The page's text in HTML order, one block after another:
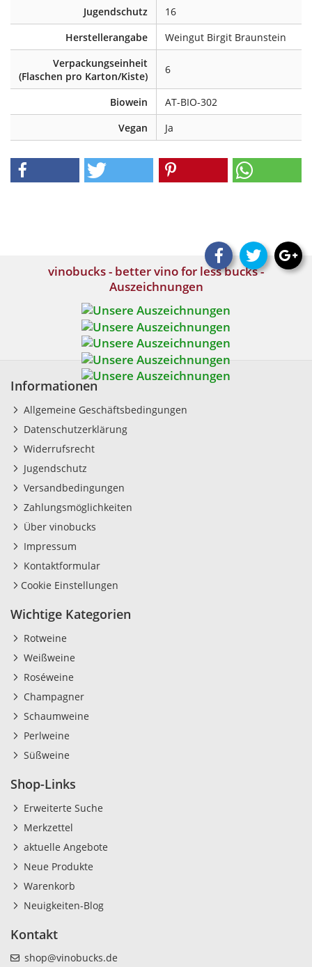
Jugendschutz
16
Herstellerangabe
Weingut Birgit Braunstein
Verpackungseinheit
(Flaschen pro Karton/Kiste)
6
Biowein
AT-BIO-302
Vegan
Ja
vinobucks - better vino for less bucks -
Auszeichnungen
Informationen
Allgemeine Geschäftsbedingungen
Datenschutzerklärung
Widerrufsrecht
Jugendschutz
Versandbedingungen
Zahlungsmöglichkeiten
Über vinobucks
Impressum
Kontaktformular
Cookie Einstellungen
Wichtige Kategorien
Rotweine
Weißweine
Roséweine
Champagner
Schaumweine
Perlweine
Süßweine
Shop-Links
Erweiterte Suche
Merkzettel
aktuelle Angebote
Neue Produkte
Warenkorb
Neuigkeiten-Blog
Kontakt
shop@vinobucks.de